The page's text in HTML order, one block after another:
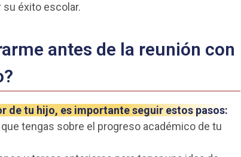
su éxito escolar.
antes de la reunión con
de tu hijo, es importante seguir estos pasos:
tengas sobre el progreso académico de tu